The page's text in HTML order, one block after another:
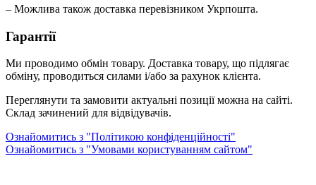
– Можлива також доставка перевізником Укрпошта.
Гарантії
Ми проводимо обмін товару. Доставка товару, що підлягає
обміну, проводиться силами і/або за рахунок клієнта.
Переглянути та замовити актуальні позиції можна на сайті.
Склад зачинений для відвідувачів.
Ознайомитись з "Політикою конфіденційності"
Ознайомитись з "Умовами користуванням сайтом"